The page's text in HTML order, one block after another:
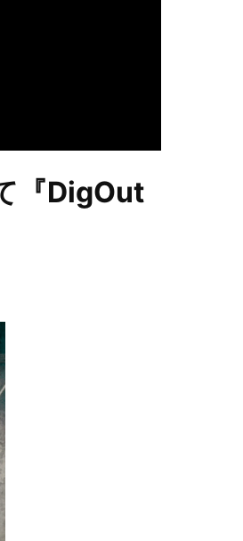
『DigOut